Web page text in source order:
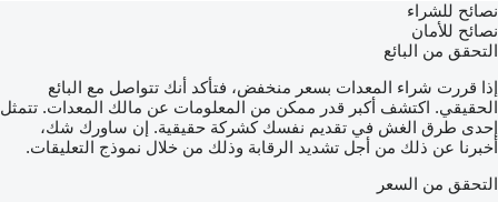
نصائح للشراء
نصائح للأمان
التحقق من البائع
إذا قررت شراء المعدات بسعر منخفض، فتأكد أنك تتواصل مع البائع
الحقيقي. اكتشف أكبر قدر ممكن من المعلومات عن مالك المعدات. تتمثل
إحدى طرق الغش في تقديم نفسك كشركة حقيقية. إن ساورك شك،
أخبرنا عن ذلك من أجل تشديد الرقابة وذلك من خلال نموذج التعليقات.
التحقق من السعر